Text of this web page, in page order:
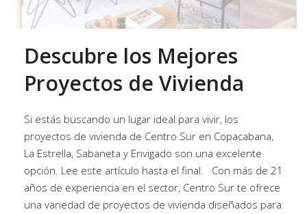
Descubre los Mejores
Proyectos de Vivienda
Si estás buscando un lugar ideal para vivir, los
proyectos de vivienda de Centro Sur en Copacabana,
La Estrella, Sabaneta y Envigado son una excelente
opción. Lee este artículo hasta el final. Con más de 21
años de experiencia en el sector, Centro Sur te ofrece
una variedad de proyectos de vivienda diseñados para